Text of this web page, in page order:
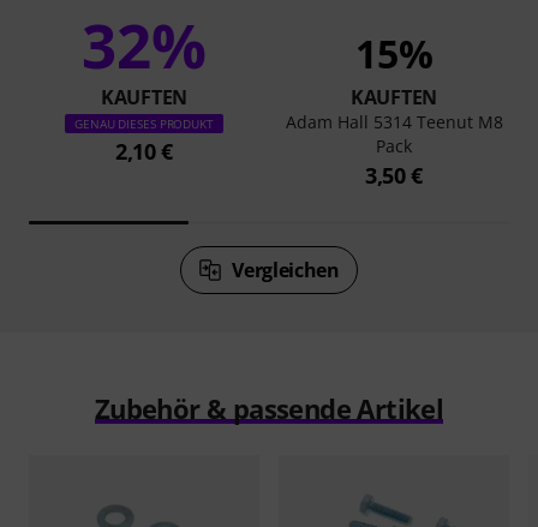
32%
KAUFTEN
GENAU DIESES PRODUKT
2,10 €
15%
KAUFTEN
Adam Hall 5314 Teenut M8
Pack
3,50 €
Vergleichen
Zubehör & passende Artikel